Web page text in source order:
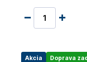
Akcia Doprava